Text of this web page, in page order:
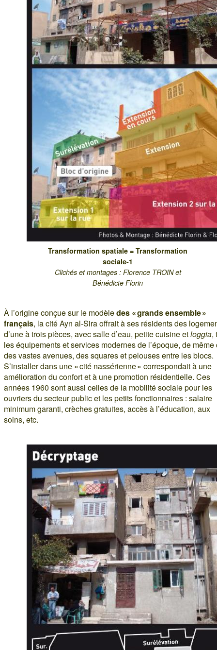
Transformation spatiale = Transformation
sociale-1
Clichés et montages : Florence TROIN et
Bénédicte Florin
À l’origine conçue sur le modèledes « grands ensemble »
français, la cité Ayn al-Sira offrait à ses résidents des
d’une à trois pièces, avec salle d’eau, petite cuisine etloggia,
les équipements et services modernes de l’époque, de même
des vastes avenues, des squares et pelouses entre les blocs.
S’installer dans une « cité nassérienne » correspondait à une
amélioration du confort et à une promotion résidentielle. Ces
années 1960 sont aussi celles de la mobilité sociale pour les
ouvriers du secteur public et les petits fonctionnaires : salaire
minimum garanti, crèches gratuites, accès à l’éducation, aux
soins, etc.